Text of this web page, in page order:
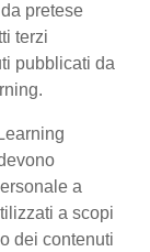
pretese
terzi
pubblicati da
a
a scopi
dei contenuti